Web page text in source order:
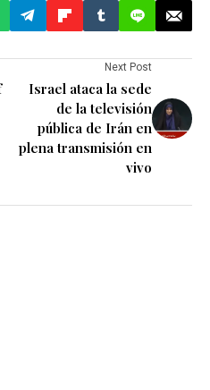
Next Post
Israel ataca la sede
de la televisión
pública de Irán en
plena transmisión en
vivo